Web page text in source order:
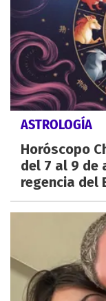
ASTROLOGÍA
Horóscopo
del 7 al 9 de
regencia del